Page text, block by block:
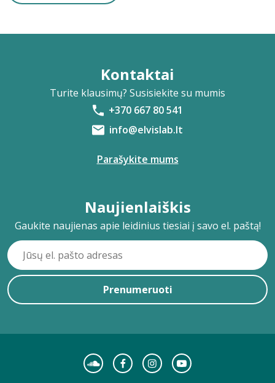
Kontaktai
Turite klausimų? Susisiekite su mumis
+370 667 80 541
info@elvislab.lt
Parašykite mums
Naujienlaiškis
Gaukite naujienas apie leidinius tiesiai į savo el. paštą!
Prenumeruoti